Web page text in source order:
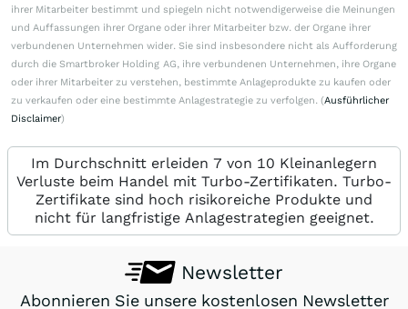
ihrer Mitarbeiter bestimmt und spiegeln nicht notwendigerweise die Meinungen
und Auffassungen ihrer Organe oder ihrer Mitarbeiter bzw. der Organe ihrer
verbundenen Unternehmen wider. Sie sind insbesondere nicht als Aufforderung
durch die Smartbroker Holding AG, ihre verbundenen Unternehmen, ihre Organe
oder ihrer Mitarbeiter zu verstehen, bestimmte Anlageprodukte zu kaufen oder
zu verkaufen oder eine bestimmte Anlagestrategie zu verfolgen. (Ausführlicher
Disclaimer)
Im Durchschnitt erleiden 7 von 10 Kleinanlegern
Verluste beim Handel mit Turbo-Zertifikaten. Turbo-
Zertifikate sind hoch risikoreiche Produkte und
nicht für langfristige Anlagestrategien geeignet.
Newsletter
Abonnieren Sie unsere kostenlosen Newsletter